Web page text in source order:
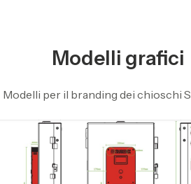
Modelli grafici
Modelli per il branding dei chioschi